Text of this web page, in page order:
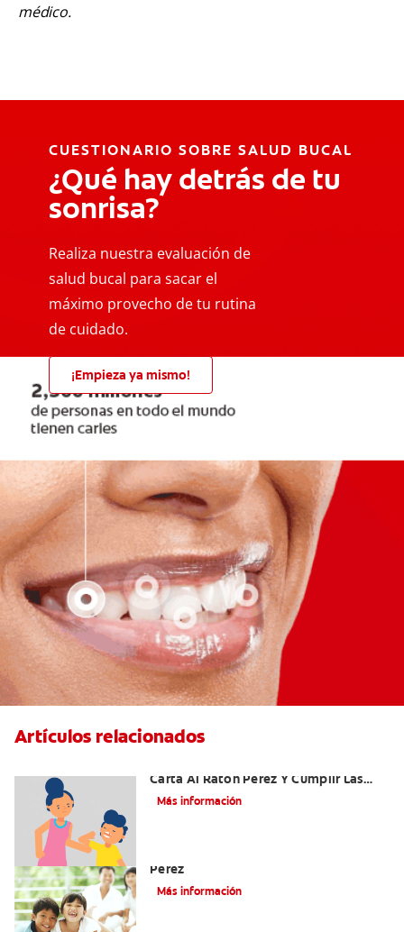
médico.
CUESTIONARIO SOBRE SALUD BUCAL
¿Qué hay detrás de tu
sonrisa?
Realiza nuestra evaluación de
salud bucal para sacar el
máximo provecho de tu rutina
de cuidado.
¡Empieza ya mismo!
Artículos relacionados
Carta Al Ratón Pérez Y Cumplir Las
Fantasías De Su Hijo/A
Más información
Pérez
Más información